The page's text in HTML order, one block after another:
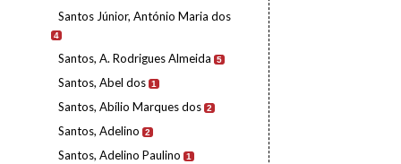
Santos Júnior, António Maria dos
4
Santos, A. Rodrigues Almeida 5
Santos, Abel dos 1
Santos, Abílio Marques dos 2
Santos, Adelino 2
Santos, Adelino Paulino 1